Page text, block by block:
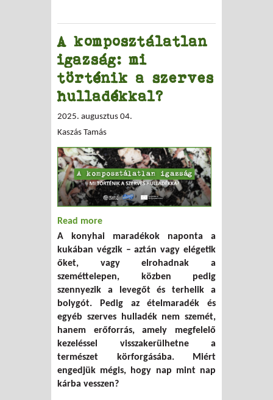
A komposztálatlan
igazság: mi
történik a szerves
hulladékkal?
2025. augusztus 04.
Kaszás Tamás
Read more
történik a szerves hulladékkal?
A konyhai maradékok naponta a
kukában végzik – aztán vagy elégetik
őket, vagy elrohadnak a
szeméttelepen, közben pedig
szennyezik a levegőt és terhelik a
bolygót. Pedig az ételmaradék és
egyéb szerves hulladék nem szemét,
hanem erőforrás, amely megfelelő
kezeléssel visszakerülhetne a
természet körforgásába. Miért
engedjük mégis, hogy nap mint nap
kárba vesszen?